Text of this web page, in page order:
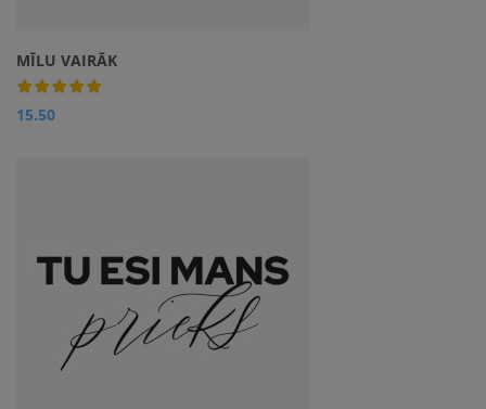
MĪLU VAIRĀK
15.50